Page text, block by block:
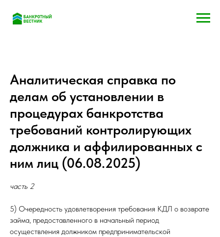
Аналитическая справка по
делам об установлении в
процедурах банкротства
требований контролирующих
должника и аффилированных с
ним лиц (06.08.2025)
часть 2
5) Очередность удовлетворения требования КДЛ о возврате
займа, предоставленного в начальный период
осуществления должником предпринимательской